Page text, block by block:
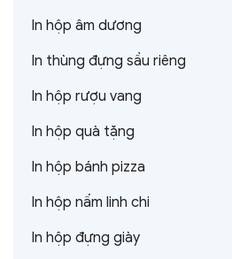
In hộp âm dương
In thùng đựng sầu riêng
In hộp rượu vang
In hộp quà tặng
In hộp bánh pizza
In hộp nấm linh chi
In hộp đựng giày